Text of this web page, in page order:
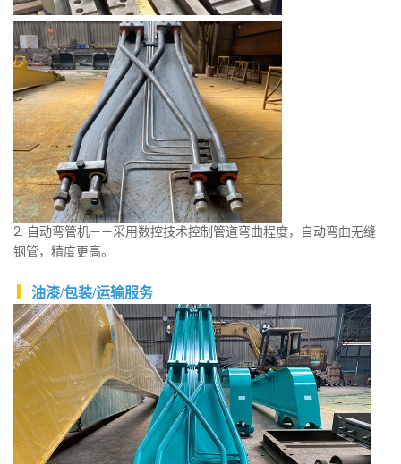
2. 自动弯管机——采用数控技术控制管道弯曲程度，自动弯曲无缝
钢管，精度更高。
油漆/包装/运输服务